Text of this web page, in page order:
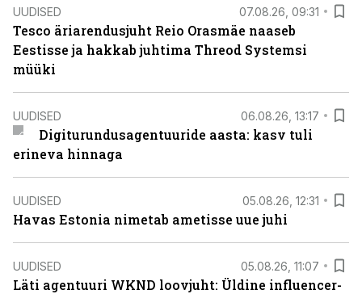
UUDISED 07.08.26, 09:31
Tesco äriarendusjuht Reio Orasmäe naaseb
Eestisse ja hakkab juhtima Threod Systemsi
müüki
UUDISED 06.08.26, 13:17
Digiturundusagentuuride aasta: kasv tuli
erineva hinnaga
UUDISED 05.08.26, 12:31
Havas Estonia nimetab ametisse uue juhi
UUDISED 05.08.26, 11:07
Läti agentuuri WKND loovjuht: Üldine influencer-